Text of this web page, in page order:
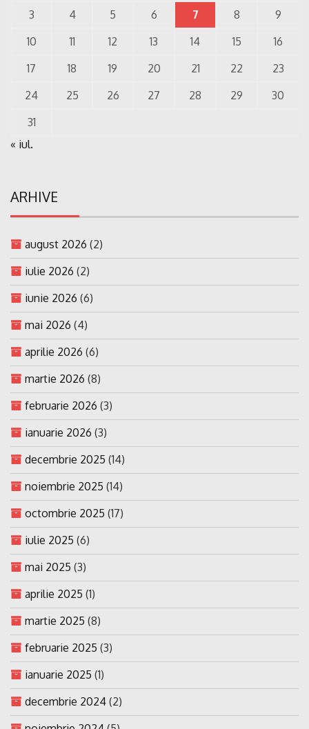
3
4 5 6 7 8
9
10
11 12 13 14 15
16
17
18 19 20 21 22
23
24
25 26 27 28 29
30
31
« iul.
ARHIVE
august 2026 (2)
iulie 2026 (2)
iunie 2026 (6)
mai 2026 (4)
aprilie 2026 (6)
martie 2026 (8)
februarie 2026 (3)
ianuarie 2026 (3)
decembrie 2025 (14)
noiembrie 2025 (14)
octombrie 2025 (17)
iulie 2025 (6)
mai 2025 (3)
aprilie 2025 (1)
martie 2025 (8)
februarie 2025 (3)
ianuarie 2025 (1)
decembrie 2024 (2)